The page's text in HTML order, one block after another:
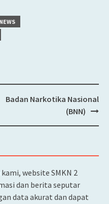
NEWS
Badan Narkotika Nasional
(BNN)
website SMKN 2
dan berita seputar
data akurat dan dapat